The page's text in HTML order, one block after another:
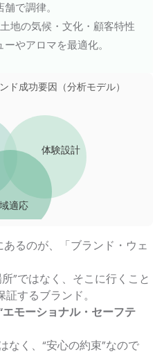
で調律。
地の気候・文化・顧客特性
やアロマを最適化。
ド成功要因（分析モデル）
体験設計
適応
るのが、「ブランド・ウェ
”ではなく、そこに行くこと
するブランド。
エモーショナル・セーフテ
なく、“安心の約束”なので